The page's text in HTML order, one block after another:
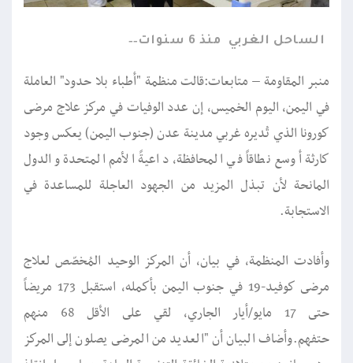
الساحل الغربي منذ 6 سنوات
منبر المقاومة – متابعات:قالت منظمة "أطباء بلا حدود" العاملة
في اليمن، اليوم الخميس، إن عدد الوفيات في مركز علاج مرضى
كورونا الذي تُديره غربي مدينة عدن (جنوب اليمن) يعكس وجود
كارثة أوسع نطاقاً في المحافظة، داعيةً الأمم المتحدة والدول
المانحة لأن تبذل المزيد من الجهود العاجلة للمساعدة في
الاستجابة.
وأفادت المنظمة، في بيان، أن المركز الوحيد المُخصّص لعلاج
مرضى كوفيد-19 في جنوب اليمن بأكمله، استقبل 173 مريضاً
حتى 17 مايو/أيار الجاري، لقي على الأقل 68 منهم
حتفهم.وأضاف البيان أن "العديد من المرضى يصلون إلى المركز